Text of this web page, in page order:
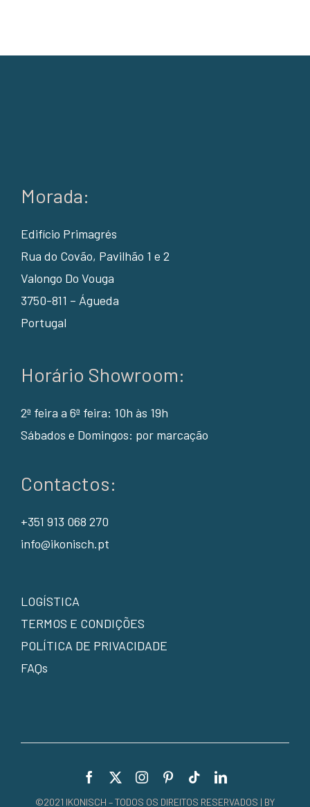
Morada:
Edifício Primagrés
Rua do Covão, Pavilhão 1 e 2
Valongo Do Vouga
3750-811 – Águeda
Portugal
Horário Showroom:
2ª feira a 6ª feira: 10h às 19h
Sábados e Domingos: por marcação
Contactos:
+351 913 068 270
info@ikonisch.pt
LOGÍSTICA
TERMOS E CONDIÇÕES
POLÍTICA DE PRIVACIDADE
FAQs
©2021 IKONISCH – TODOS OS DIREITOS RESERVADOS | BY